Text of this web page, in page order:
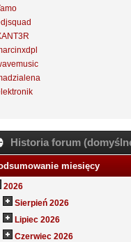
Historia forum
miesięcy
2026
Sierpień 2026
Lipiec 2026
Czerwiec 2026